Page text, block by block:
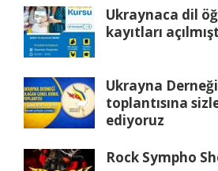
Ukraynaca dil
kayıtları
Ukrayna
toplantısına
ediyoruz
Rock Sympho